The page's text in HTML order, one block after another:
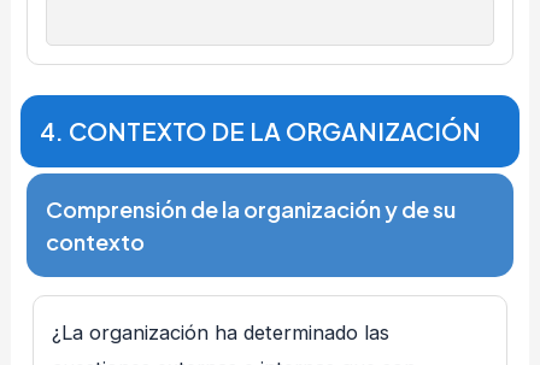
4. CONTEXTO DE LA ORGANIZACIÓN
Comprensión de la organización y de su
contexto
¿La organización ha determinado las